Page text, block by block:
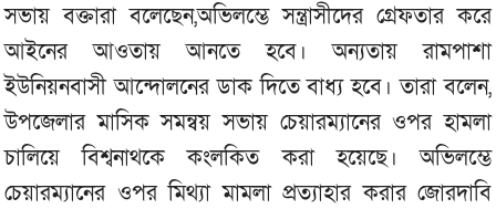
সভায় বক্তারা বলেছেন,অভিলম্ভে সন্ত্রাসীদের গ্রেফতার করে
আইনের আওতায় আনতে হবে। অন্যতায় রামপাশা
ইউনিয়নবাসী আন্দোলনের ডাক দিতে বাধ্য হবে। তারা বলেন,
উপজেলার মাসিক সমন্বয় সভায় চেয়ারম্যানের ওপর হামলা
চালিয়ে বিশ্বনাথকে কংলকিত করা হয়েছে। অভিলম্ভে
চেয়ারম্যানের ওপর মিথ্যা মামলা প্রত্যাহার করার জোরদাবি